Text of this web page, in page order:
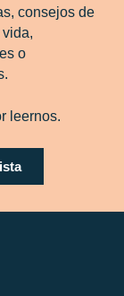
consejos de
o
leernos.